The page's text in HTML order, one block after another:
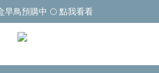
早鳥預購中 🌕 點我看看